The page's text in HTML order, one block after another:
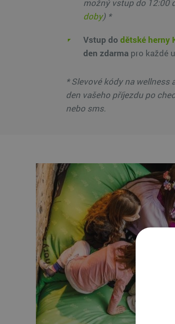
možný vstup do 12:00
doby) *
Vstup do dětské herny
den zdarma pro každé
* ​Slevové kódy na wellness
den vašeho příjezdu po
nebo sms.